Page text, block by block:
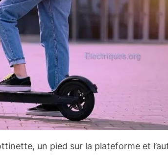
un pied sur la plateforme et